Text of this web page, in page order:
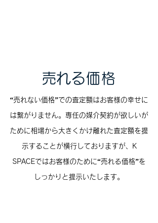
​売れる価格
“売れない価格”での査定額はお客様の幸せに
は繋がりません。専任の媒介契約が欲しいが
ために相場から大きくかけ離れた査定額を提
示することが横行しておりますが、K
SPACEではお客様のために“売れる価格”を
しっかりと提示いたします。